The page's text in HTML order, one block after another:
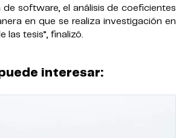
software, el análisis de coeficientes
en que se realiza investigación en
las tesis”, finalizó.
interesar: